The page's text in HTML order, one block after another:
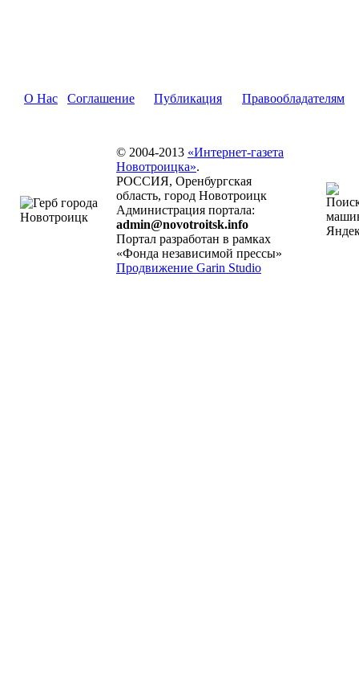
О Нас Соглашение Публикация Правообладателям
© 2004-2013 «Интернет-газета
Новотроицка».
РОССИЯ, Оренбургская
область, город Новотроицк
Администрация портала:
admin@novotroitsk.info
Портал разработан в рамках
«Фонда независимой прессы»
Продвижение Garin Studio